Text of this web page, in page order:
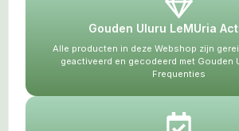
Gouden Uluru LeMUria
Alle producten in deze Webshop zijn
geactiveerd en gecodeerd met Gouden
Frequenties